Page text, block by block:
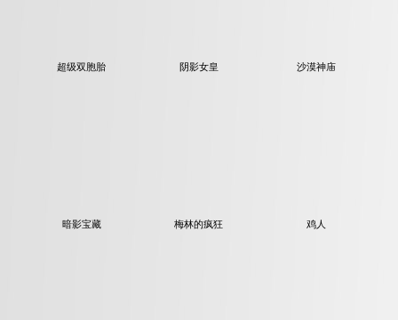
超级双胞胎 阴影女皇 沙漠神庙
暗影宝藏 梅林的疯狂 鸡人